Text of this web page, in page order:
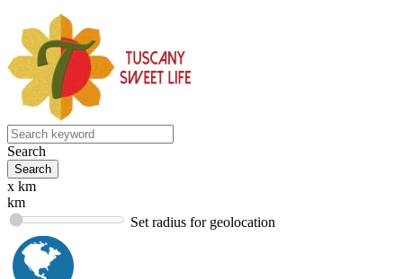
Search
x km
km
Set radius for geolocation